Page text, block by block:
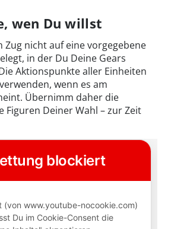
wen Du willst
Zug nicht auf eine vorgegebene
in der Du Deine Gears
Aktionspunkte aller Einheiten
wenn es am
Übernimm daher die
Figuren Deiner Wahl – zur Zeit